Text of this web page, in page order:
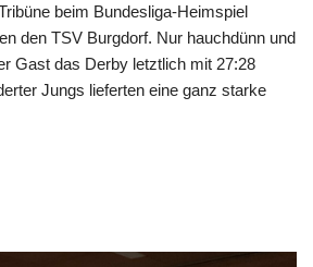
beim Bundesliga-Heimspiel
den TSV Burgdorf. Nur hauchdünn und
Gast das Derby letztlich mit 27:28
Jungs lieferten eine ganz starke